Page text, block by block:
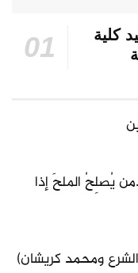
كلية
يُصلِحُ الملحَ إذا
ومحمد كريشان)